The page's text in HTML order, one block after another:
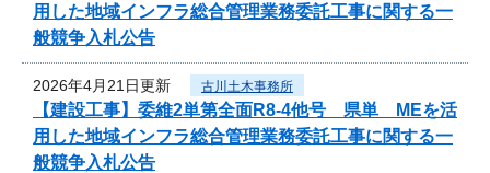
用した地域インフラ総合管理業務委託工事に関する一
般競争入札公告
2026年4月21日更新 古川土木事務所
【建設工事】委維2単第全面R8-4他号 県単 MEを活
用した地域インフラ総合管理業務委託工事に関する一
般競争入札公告